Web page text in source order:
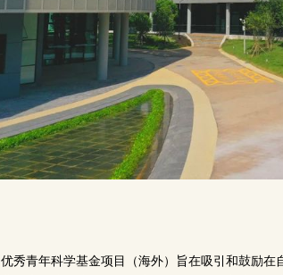
优秀青年科学基金项目（海外）旨在吸引和鼓励